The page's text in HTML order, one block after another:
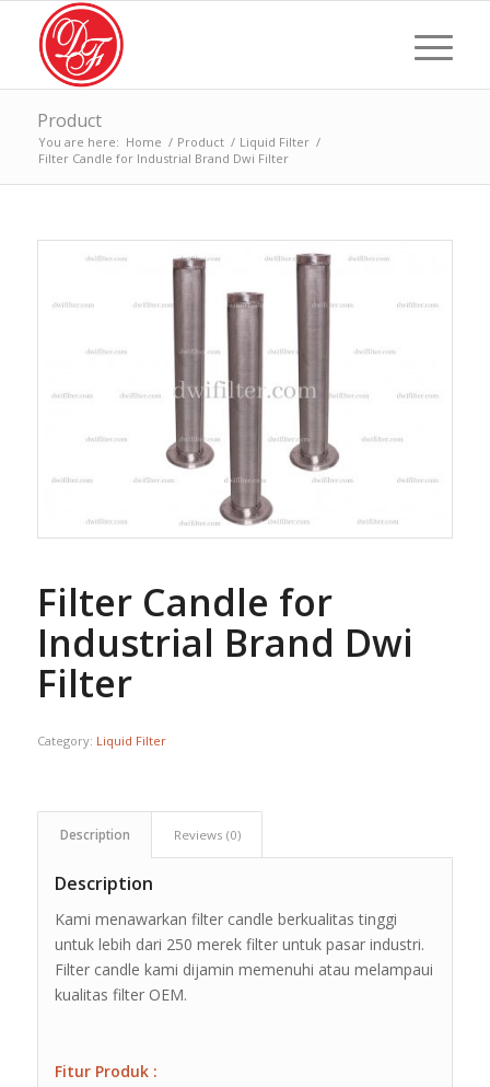
Product
You are here: Home / Product / Liquid Filter /
Filter Candle for Industrial Brand Dwi Filter
Filter Candle for
Industrial Brand Dwi
Filter
Category: Liquid Filter
Description Reviews (0)
Description
Kami menawarkan filter candle berkualitas tinggi
untuk lebih dari 250 merek filter untuk pasar industri.
Filter candle kami dijamin memenuhi atau melampaui
kualitas filter OEM.
Fitur Produk :